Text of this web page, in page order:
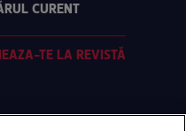
CURENT
TE LA REVISTĂ